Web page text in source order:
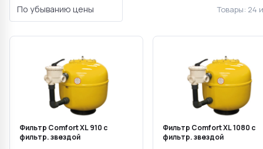
По убыванию цены Товары: 24
Фильтр Comfort XL 910 с
фильтр. звездой
Фильтр Comfort XL 1080 с
фильтр. звездой